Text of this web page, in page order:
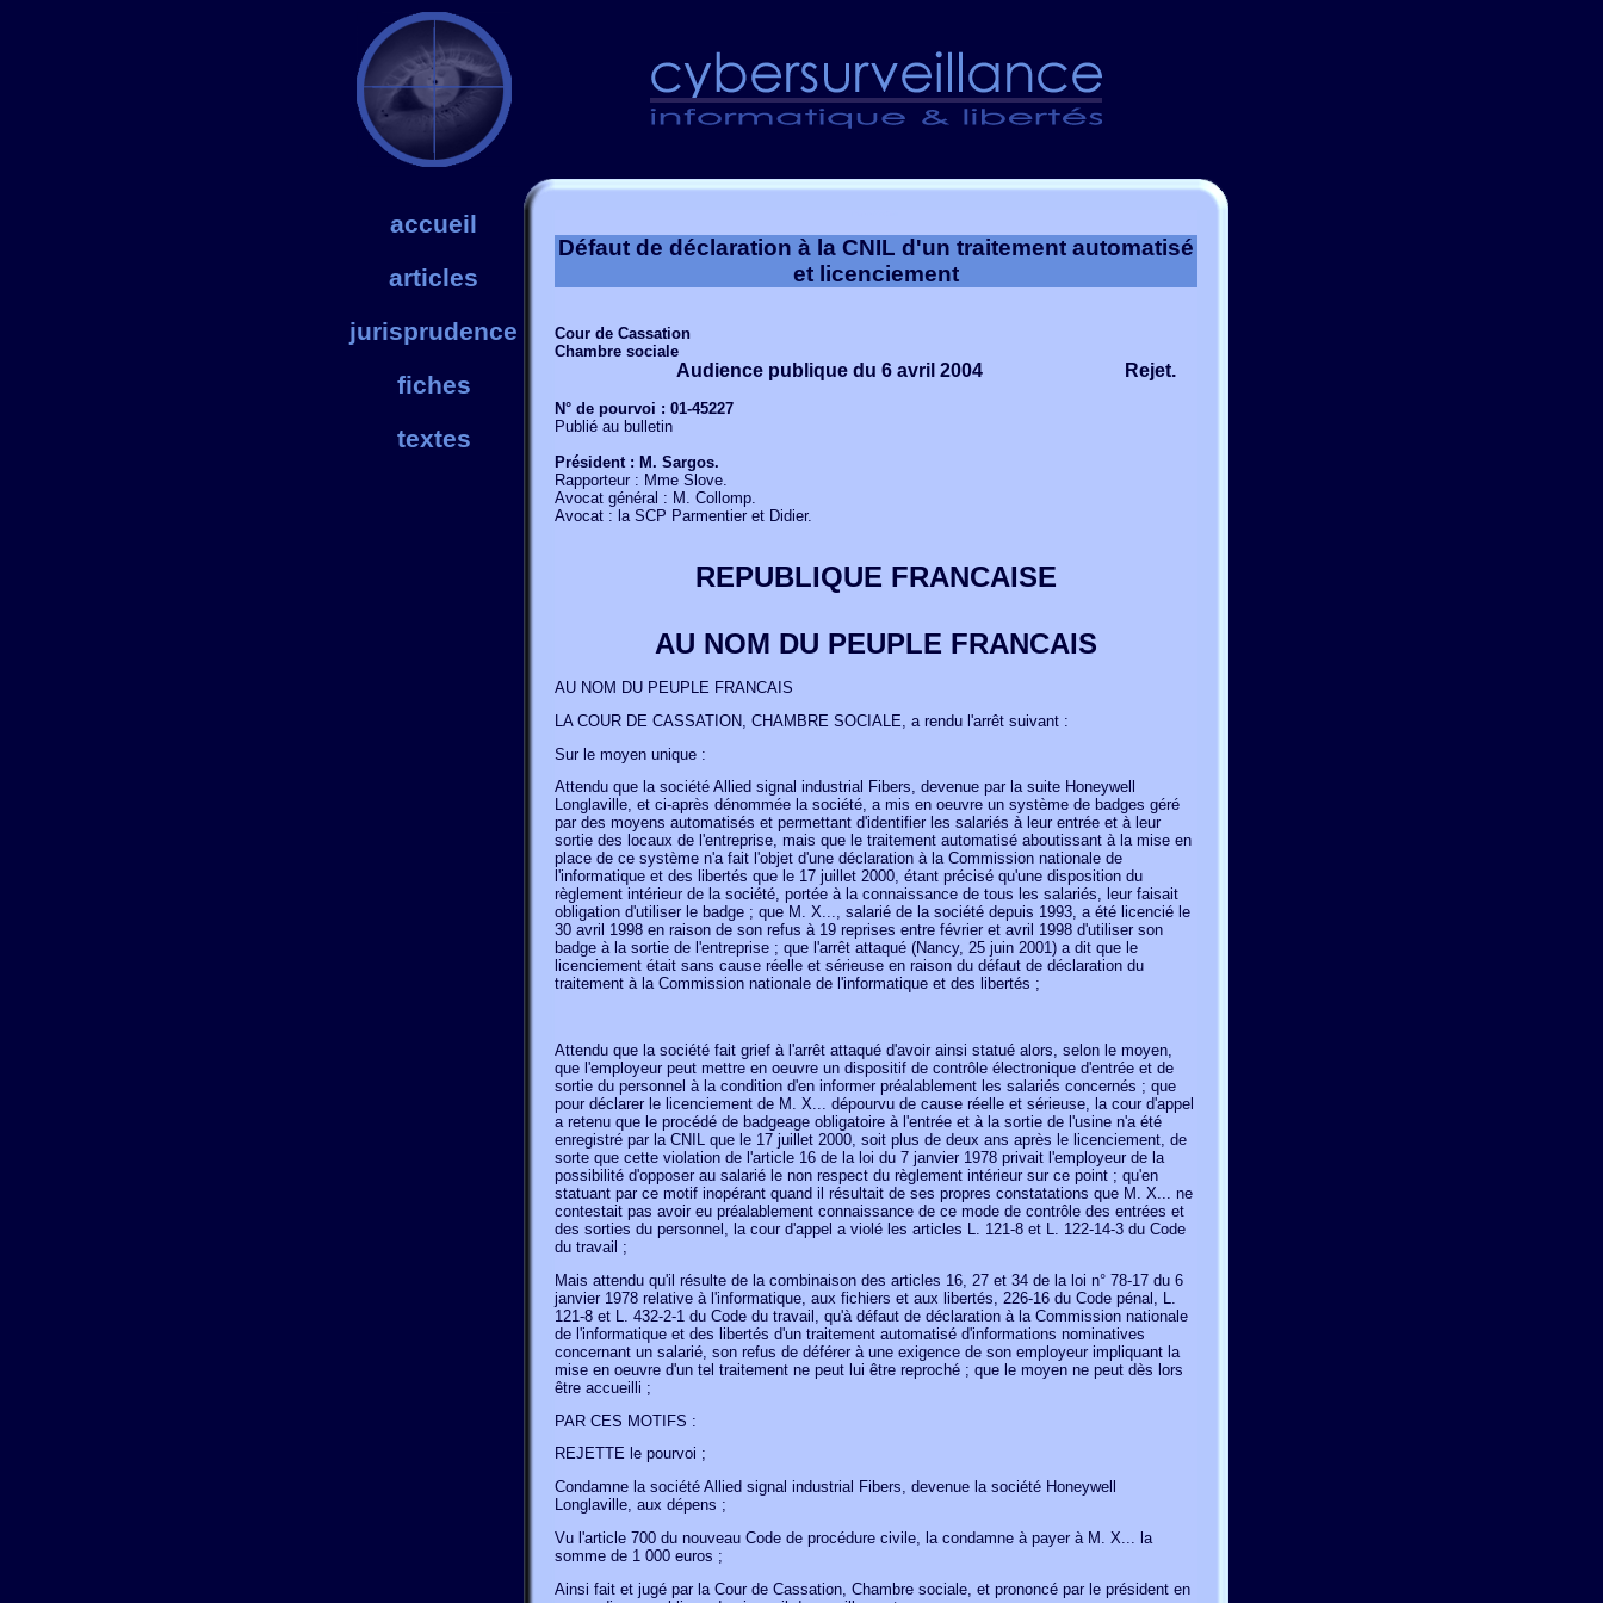
accueil
articles
jurisprudence
fiches
textes
Défaut de déclaration à la CNIL d'un traitement automatisé
et licenciement
Cour de Cassation
Chambre sociale
Audience publique du 6 avril 2004 Rejet.
N° de pourvoi : 01-45227
Publié au bulletin
Président : M. Sargos.
Rapporteur : Mme Slove.
Avocat général : M. Collomp.
Avocat : la SCP Parmentier et Didier.
REPUBLIQUE FRANCAISE
AU NOM DU PEUPLE FRANCAIS
AU NOM DU PEUPLE FRANCAIS
LA COUR DE CASSATION, CHAMBRE SOCIALE, a rendu l'arrêt suivant :
Sur le moyen unique :
Attendu que la société Allied signal industrial Fibers, devenue par la suite Honeywell
Longlaville, et ci-après dénommée la société, a mis en oeuvre un système de badges géré
par des moyens automatisés et permettant d'identifier les salariés à leur entrée et à leur
sortie des locaux de l'entreprise, mais que le traitement automatisé aboutissant à la mise en
place de ce système n'a fait l'objet d'une déclaration à la Commission nationale de
l'informatique et des libertés que le 17 juillet 2000, étant précisé qu'une disposition du
règlement intérieur de la société, portée à la connaissance de tous les salariés, leur faisait
obligation d'utiliser le badge ; que M. X..., salarié de la société depuis 1993, a été licencié le
30 avril 1998 en raison de son refus à 19 reprises entre février et avril 1998 d'utiliser son
badge à la sortie de l'entreprise ; que l'arrêt attaqué (Nancy, 25 juin 2001) a dit que le
licenciement était sans cause réelle et sérieuse en raison du défaut de déclaration du
traitement à la Commission nationale de l'informatique et des libertés ;
Attendu que la société fait grief à l'arrêt attaqué d'avoir ainsi statué alors, selon le moyen,
que l'employeur peut mettre en oeuvre un dispositif de contrôle électronique d'entrée et de
sortie du personnel à la condition d'en informer préalablement les salariés concernés ; que
pour déclarer le licenciement de M. X... dépourvu de cause réelle et sérieuse, la cour d'appel
a retenu que le procédé de badgeage obligatoire à l'entrée et à la sortie de l'usine n'a été
enregistré par la CNIL que le 17 juillet 2000, soit plus de deux ans après le licenciement, de
sorte que cette violation de l'article 16 de la loi du 7 janvier 1978 privait l'employeur de la
possibilité d'opposer au salarié le non respect du règlement intérieur sur ce point ; qu'en
statuant par ce motif inopérant quand il résultait de ses propres constatations que M. X... ne
contestait pas avoir eu préalablement connaissance de ce mode de contrôle des entrées et
des sorties du personnel, la cour d'appel a violé les articles L. 121-8 et L. 122-14-3 du Code
du travail ;
Mais attendu qu'il résulte de la combinaison des articles 16, 27 et 34 de la loi n° 78-17 du 6
janvier 1978 relative à l'informatique, aux fichiers et aux libertés, 226-16 du Code pénal, L.
121-8 et L. 432-2-1 du Code du travail, qu'à défaut de déclaration à la Commission nationale
de l'informatique et des libertés d'un traitement automatisé d'informations nominatives
concernant un salarié, son refus de déférer à une exigence de son employeur impliquant la
mise en oeuvre d'un tel traitement ne peut lui être reproché ; que le moyen ne peut dès lors
être accueilli ;
PAR CES MOTIFS :
REJETTE le pourvoi ;
Condamne la société Allied signal industrial Fibers, devenue la société Honeywell
Longlaville, aux dépens ;
Vu l'article 700 du nouveau Code de procédure civile, la condamne à payer à M. X... la
somme de 1 000 euros ;
Ainsi fait et jugé par la Cour de Cassation, Chambre sociale, et prononcé par le président en